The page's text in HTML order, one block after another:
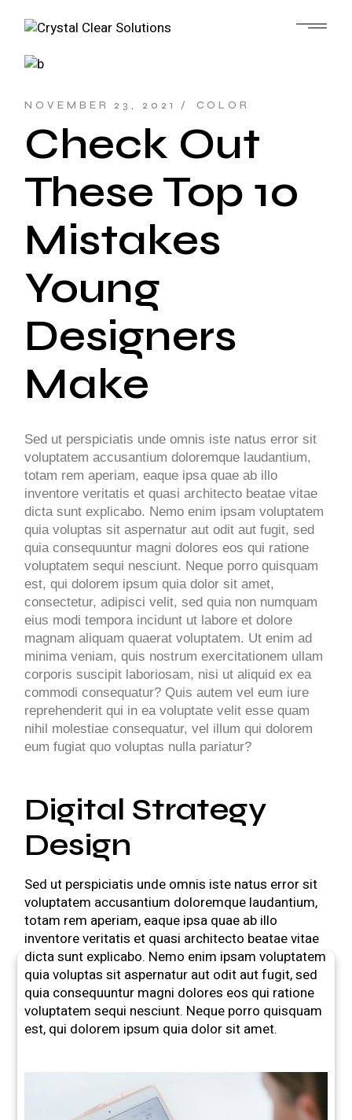
NOVEMBER 23, 2021 COLOR
Check Out
These Top 10
Mistakes
Young
Designers
Make
Sed ut perspiciatis unde omnis iste natus error sit
voluptatem accusantium doloremque laudantium,
totam rem aperiam, eaque ipsa quae ab illo
inventore veritatis et quasi architecto beatae vitae
dicta sunt explicabo. Nemo enim ipsam voluptatem
quia voluptas sit aspernatur aut odit aut fugit, sed
quia consequuntur magni dolores eos qui ratione
voluptatem sequi nesciunt. Neque porro quisquam
est, qui dolorem ipsum quia dolor sit amet,
consectetur, adipisci velit, sed quia non numquam
eius modi tempora incidunt ut labore et dolore
magnam aliquam quaerat voluptatem. Ut enim ad
minima veniam, quis nostrum exercitationem ullam
corporis suscipit laboriosam, nisi ut aliquid ex ea
commodi consequatur? Quis autem vel eum iure
reprehenderit qui in ea voluptate velit esse quam
nihil molestiae consequatur, vel illum qui dolorem
eum fugiat quo voluptas nulla pariatur?
Digital Strategy
Design
Sed ut perspiciatis unde omnis iste natus error sit
voluptatem accusantium doloremque laudantium,
totam rem aperiam, eaque ipsa quae ab illo
inventore veritatis et quasi architecto beatae vitae
dicta sunt explicabo. Nemo enim ipsam voluptatem
quia voluptas sit aspernatur aut odit aut fugit, sed
quia consequuntur magni dolores eos qui ratione
voluptatem sequi nesciunt. Neque porro quisquam
est, qui dolorem ipsum quia dolor sit amet.